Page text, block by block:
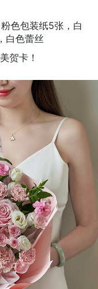
色包装纸5张，白
白色蕾丝
贺卡！